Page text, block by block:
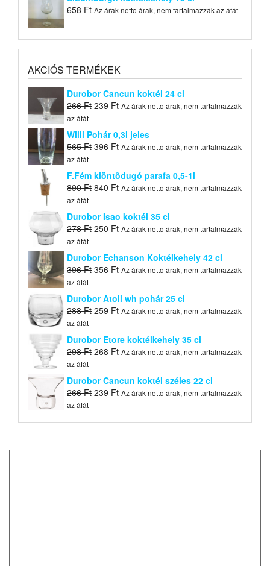
658 Ft Az árak netto árak, nem tartalmazzák az áfát
AKCIÓS TERMÉKEK
Durobor Cancun koktél 24 cl
266Ft Original
was:
266 Ft.
239 FtCurrent
is:
239 Ft.
Az árak netto árak, nem tartalmazzák
az áfát
Willi Pohár 0,3l jeles
565Ft Original
was:
565 Ft.
396 FtCurrent
is:
396 Ft.
Az árak netto árak, nem tartalmazzák
az áfát
F.Fém kiöntõdugó parafa 0,5-1l
890Ft Original
was:
890 Ft.
840 FtCurrent
is:
840 Ft.
Az árak netto árak, nem tartalmazzák
az áfát
Durobor Isao koktél 35 cl
278Ft Original
was:
278 Ft.
250 FtCurrent
250 Ft.
Az árak netto árak, nem tartalmazzák
az áfát
Durobor Echanson Koktélkehely 42 cl
396Ft Original
was:
396 Ft.
356 FtCurrent
is:
356 Ft.
Az árak netto árak, nem tartalmazzák
az áfát
Durobor Atoll wh pohár 25 cl
288Ft Original
was:
288 Ft.
259 FtCurrent
259 Ft.
Az árak netto árak, nem tartalmazzák
az áfát
Durobor Etore koktélkehely 35 cl
298Ft Original
was:
298 Ft.
268 FtCurrent
268 Ft.
Az árak netto árak, nem tartalmazzák
az áfát
Durobor Cancun koktél széles 22 cl
266Ft Original
239 FtCurrent
Az árak netto árak, nem tartalmazzák
az áfát